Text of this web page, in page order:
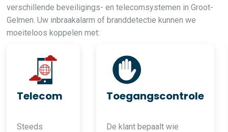
verschillende beveiligings- en telecomsystemen in Groot-
Gelmen. Uw inbraakalarm of branddetectie kunnen we
moeiteloos koppelen met:
Telecom
Steeds
Toegangscontrole
De klant bepaalt wie